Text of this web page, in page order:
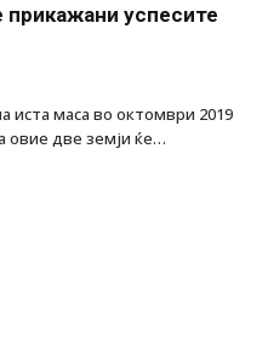
прикажани успесите
иста маса во октомври 2019
овие две земји ќе…